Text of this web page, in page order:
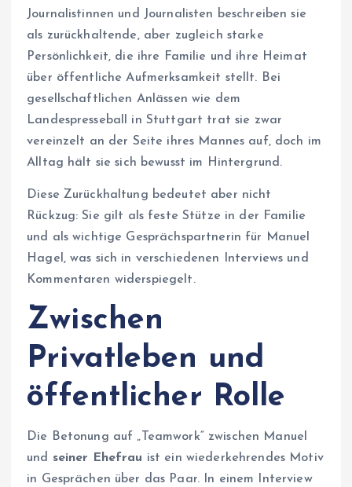
Journalistinnen und Journalisten beschreiben sie
als zurückhaltende, aber zugleich starke
Persönlichkeit, die ihre Familie und ihre Heimat
über öffentliche Aufmerksamkeit stellt. Bei
gesellschaftlichen Anlässen wie dem
Landespresseball in Stuttgart trat sie zwar
vereinzelt an der Seite ihres Mannes auf, doch im
Alltag hält sie sich bewusst im Hintergrund.
Diese Zurückhaltung bedeutet aber nicht
Rückzug: Sie gilt als feste Stütze in der Familie
und als wichtige Gesprächspartnerin für Manuel
Hagel, was sich in verschiedenen Interviews und
Kommentaren widerspiegelt.
Zwischen
Privatleben und
öffentlicher Rolle
Die Betonung auf „Teamwork“ zwischen Manuel
und seiner Ehefrau ist ein wiederkehrendes Motiv
in Gesprächen über das Paar. In einem Interview